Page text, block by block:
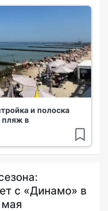
и полоска
пляж в
с «Динамо» в
мая